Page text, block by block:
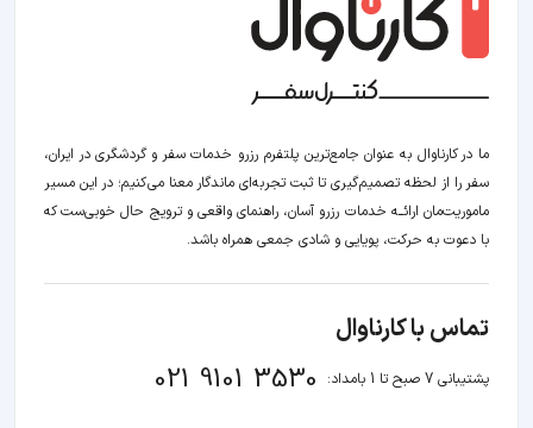
ما در کارناوال به عنوان جامع‌ترین پلتفرم رزرو خدمات سفر و گردشگری در ایران،
سفر را از لحظه‌ تصمیم‌گیری تا ثبت تجربه‌ای ماندگار معنا می‌کنیم؛ در این مسیر‍
ماموریت‌مان اراﺋــﻪ خدمات رزرو آسان، راهنمای واقعی و ترویج حال خوبی‌ست که
با دعوت به حرکت، پویایی و شادی جمعی همراه باشد.
تماس با کارناوال
پشتیبانی 7 صبح تا 1 بامداد: 021 9101 3530